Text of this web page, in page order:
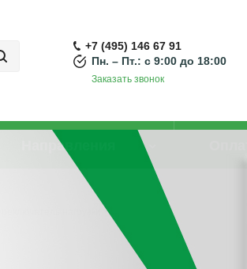
+7 (495) 146 67 91
Пн. – Пт.: с 9:00 до 18:00
Заказать звонок
Направления
нагрузки